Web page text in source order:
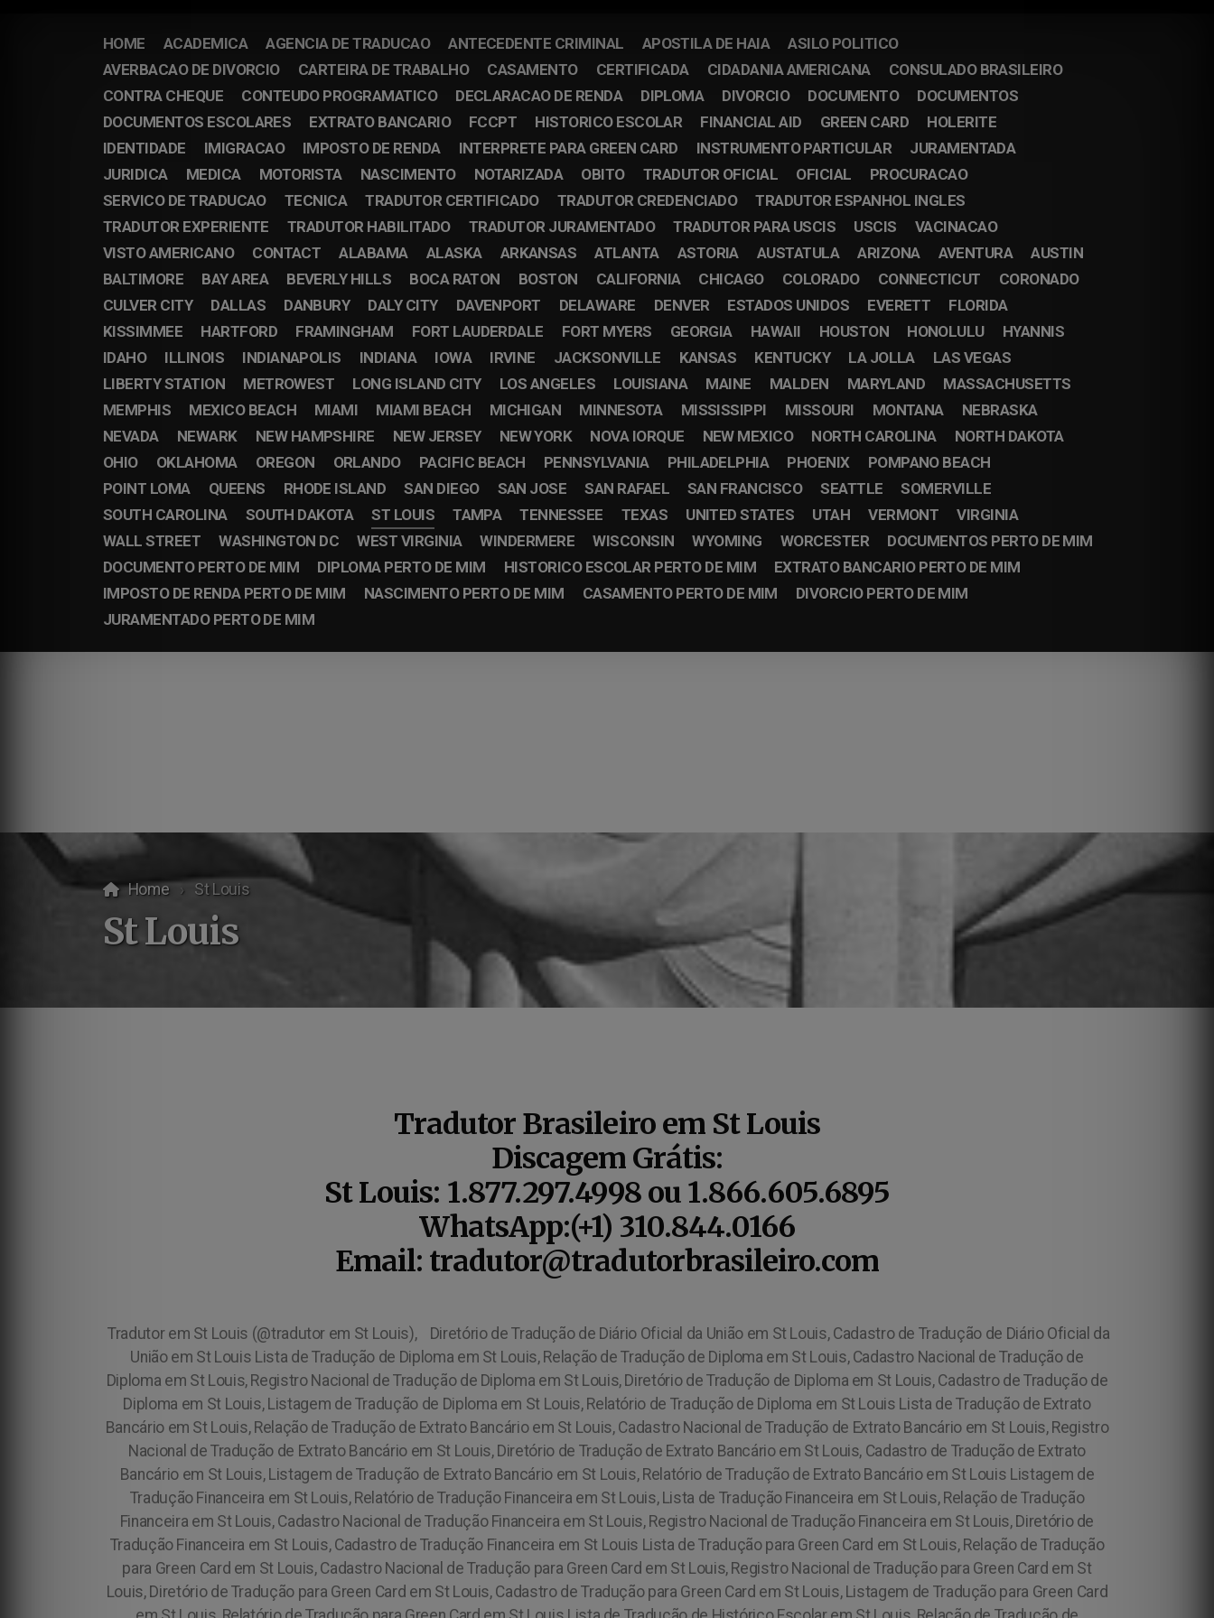
HOME ACADEMICA AGENCIA DE TRADUCAO ANTECEDENTE CRIMINAL APOSTILA DE HAIA
ASILO POLITICO
AVERBACAO DE DIVORCIO
CARTEIRA DE TRABALHO CASAMENTO CERTIFICADA CIDADANIA AMERICANA
CONSULADO BRASILEIRO
CONTRA CHEQUE
CONTEUDO PROGRAMATICO DECLARACAO DE RENDA DIPLOMA DIVORCIO DOCUMENTO
DOCUMENTOS
DOCUMENTOS ESCOLARES
EXTRATO BANCARIO FCCPT HISTORICO ESCOLAR FINANCIAL AID GREEN CARD
HOLERITE
IDENTIDADE
IMIGRACAO IMPOSTO DE RENDA INTERPRETE PARA GREEN CARD INSTRUMENTO PARTICULAR
JURAMENTADA
JURIDICA
MEDICA MOTORISTA NASCIMENTO NOTARIZADA OBITO TRADUTOR OFICIAL OFICIAL
PROCURACAO
SERVICO DE TRADUCAO
TECNICA TRADUTOR CERTIFICADO TRADUTOR CREDENCIADO
TRADUTOR ESPANHOL INGLES
TRADUTOR EXPERIENTE
TRADUTOR HABILITADO TRADUTOR JURAMENTADO TRADUTOR PARA USCIS USCIS
VACINACAO
VISTO AMERICANO
CONTACT ALABAMA ALASKA ARKANSAS ATLANTA ASTORIA AUSTATULA ARIZONA AVENTURA
AUSTIN
BALTIMORE
BAY AREA BEVERLY HILLS BOCA RATON BOSTON CALIFORNIA CHICAGO COLORADO CONNECTICUT
CORONADO
CULVER CITY
DALLAS DANBURY DALY CITY DAVENPORT DELAWARE DENVER ESTADOS UNIDOS EVERETT
FLORIDA
KISSIMMEE
HARTFORD FRAMINGHAM FORT LAUDERDALE FORT MYERS GEORGIA HAWAII HOUSTON HONOLULU
HYANNIS
IDAHO
ILLINOIS INDIANAPOLIS INDIANA IOWA IRVINE JACKSONVILLE KANSAS KENTUCKY LA JOLLA
LAS VEGAS
LIBERTY STATION
METROWEST LONG ISLAND CITY LOS ANGELES LOUISIANA MAINE MALDEN MARYLAND
MASSACHUSETTS
MEMPHIS
MEXICO BEACH MIAMI MIAMI BEACH MICHIGAN MINNESOTA MISSISSIPPI MISSOURI MONTANA
NEBRASKA
NEVADA
NEWARK NEW HAMPSHIRE NEW JERSEY NEW YORK NOVA IORQUE NEW MEXICO NORTH CAROLINA
NORTH DAKOTA
OHIO
OKLAHOMA OREGON ORLANDO PACIFIC BEACH PENNSYLVANIA PHILADELPHIA PHOENIX
POMPANO BEACH
POINT LOMA
QUEENS RHODE ISLAND SAN DIEGO SAN JOSE SAN RAFAEL SAN FRANCISCO SEATTLE
SOMERVILLE
SOUTH CAROLINA
SOUTH DAKOTA ST LOUIS TAMPA TENNESSEE TEXAS UNITED STATES UTAH VERMONT
VIRGINIA
WALL STREET
WASHINGTON DC WEST VIRGINIA WINDERMERE WISCONSIN WYOMING WORCESTER
DOCUMENTOS PERTO DE MIM
DOCUMENTO PERTO DE MIM
DIPLOMA PERTO DE MIM HISTORICO ESCOLAR PERTO DE MIM
EXTRATO BANCARIO PERTO DE MIM
IMPOSTO DE RENDA PERTO DE MIM
NASCIMENTO PERTO DE MIM CASAMENTO PERTO DE MIM
DIVORCIO PERTO DE MIM
JURAMENTADO PERTO DE MIM
Home St Louis
St Louis
Tradutor Brasileiro em St Louis
Discagem Grátis:
St Louis: 1.877.297.4998 ou 1.866.605.6895
WhatsApp:(+1) 310.844.0166
Email: tradutor@tradutorbrasileiro.com
Tradutor em St Louis (@tradutor em St Louis),
Diretório de Tradução de Diário Oficial da União em St Louis, Cadastro de Tradução de Diário Oficial da
União em St Louis Lista de Tradução de Diploma em St Louis, Relação de Tradução de Diploma em St Louis, Cadastro Nacional de Tradução de
Diploma em St Louis, Registro Nacional de Tradução de Diploma em St Louis, Diretório de Tradução de Diploma em St Louis, Cadastro de Tradução de
Diploma em St Louis, Listagem de Tradução de Diploma em St Louis, Relatório de Tradução de Diploma em St Louis Lista de Tradução de Extrato
Bancário em St Louis, Relação de Tradução de Extrato Bancário em St Louis, Cadastro Nacional de Tradução de Extrato Bancário em St Louis, Registro
Nacional de Tradução de Extrato Bancário em St Louis, Diretório de Tradução de Extrato Bancário em St Louis, Cadastro de Tradução de Extrato
Bancário em St Louis, Listagem de Tradução de Extrato Bancário em St Louis, Relatório de Tradução de Extrato Bancário em St Louis Listagem de
Tradução Financeira em St Louis, Relatório de Tradução Financeira em St Louis, Lista de Tradução Financeira em St Louis, Relação de Tradução
Financeira em St Louis, Cadastro Nacional de Tradução Financeira em St Louis, Registro Nacional de Tradução Financeira em St Louis, Diretório de
Tradução Financeira em St Louis, Cadastro de Tradução Financeira em St Louis Lista de Tradução para Green Card em St Louis, Relação de Tradução
para Green Card em St Louis, Cadastro Nacional de Tradução para Green Card em St Louis, Registro Nacional de Tradução para Green Card em St
Louis, Diretório de Tradução para Green Card em St Louis, Cadastro de Tradução para Green Card em St Louis, Listagem de Tradução para Green Card